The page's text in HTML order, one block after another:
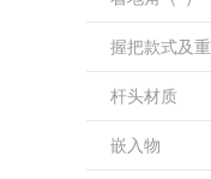
握把款式及
杆头材质
嵌入物